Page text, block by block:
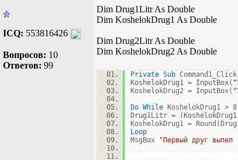
ICQ: 553816426
Вопросов: 10
Ответов: 99
Dim Drug1Litr As Double
Dim KoshelokDrug1 As Double
Dim Drug2Litr As Double
Dim KoshelokDrug2 As Double
Private Sub
KoshelokDrug1 = InputBox(
KoshelokDrug2 = InputBox(
Do While KoshelokDrug1 > 8
Drug1Litr =
KoshelokDrug1 =
Loop
MsgBox
"Первый друг выпел